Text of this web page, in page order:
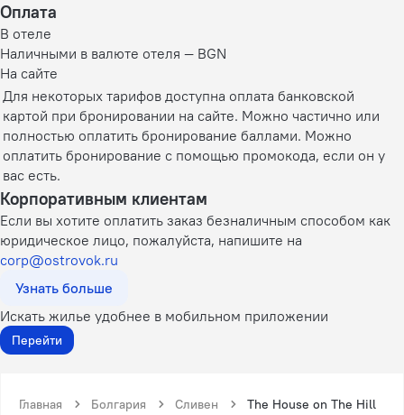
Оплата
В отеле
Наличными в валюте отеля — BGN
На сайте
Для некоторых тарифов доступна оплата банковской
картой при бронировании на сайте. Можно частично или
полностью оплатить бронирование баллами. Можно
оплатить бронирование с помощью промокода, если он у
вас есть.
Корпоративным клиентам
Если вы хотите оплатить заказ безналичным способом как
юридическое лицо, пожалуйста, напишите на
corp@ostrovok.ru
Узнать больше
Искать жилье удобнее в мобильном приложении
Перейти
Главная Болгария Сливен The House on The Hill